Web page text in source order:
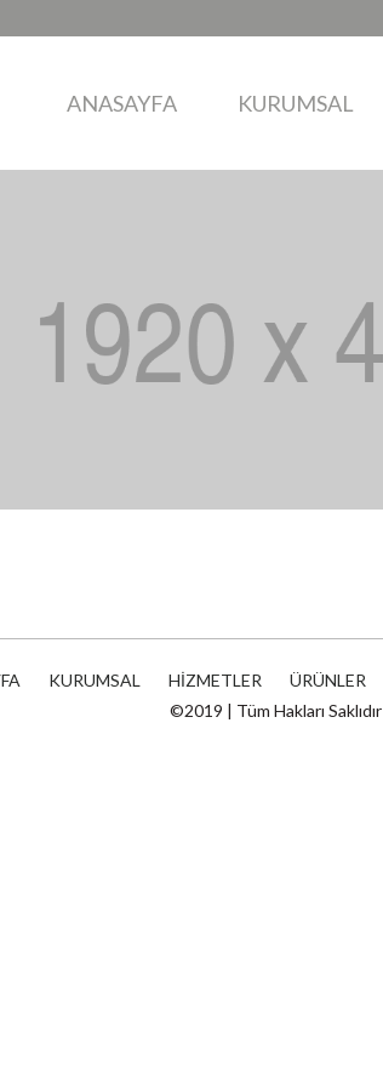
ANASAYFA KURUMSAL
KURUMSAL HİZMETLER ÜRÜNLER
©2019 | Tüm Hakları Saklıdır